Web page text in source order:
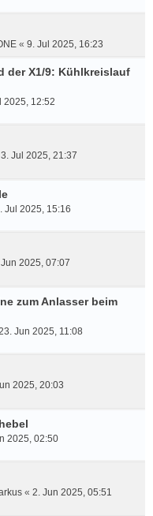
« 9. Jul 2025, 16:23
der X1/9: Kühlkreislauf
2025, 12:52
3. Jul 2025, 21:37
Jul 2025, 15:16
2025, 07:07
zum Anlasser beim
Jun 2025, 11:08
2025, 20:03
2025, 02:50
« 2. Jun 2025, 05:51